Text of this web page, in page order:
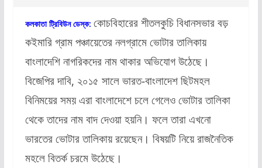
কলকাতা ট্রিবিউন ডেস্ক: কোচবিহারের শীতলকুচি বিধানসভার বড়
কইমারি গ্রাম পঞ্চায়েতের নলগ্রামে ভোটার তালিকায়
বাংলাদেশি নাগরিকদের নাম থাকার অভিযোগ উঠেছে।
বিজেপির দাবি, ২০১৫ সালে ভারত-বাংলাদেশ ছিটমহল
বিনিময়ের সময় এরা বাংলাদেশে চলে গেলেও ভোটার তালিকা
থেকে তাদের নাম বাদ দেওয়া হয়নি। ফলে তারা এখনো
ভারতের ভোটার তালিকায় রয়েছেন। বিষয়টি নিয়ে রাজনৈতিক
মহলে বিতর্ক চরমে উঠেছে।